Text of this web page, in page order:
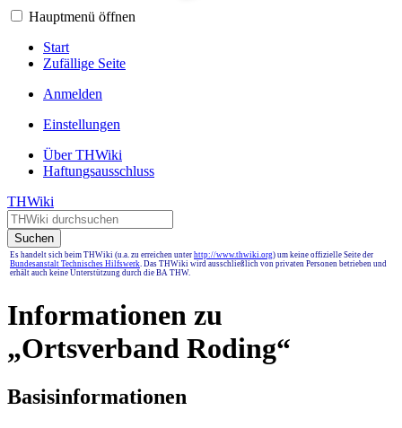
Hauptmenü öffnen
Start
Zufällige Seite
Anmelden
Einstellungen
Über THWiki
Haftungsausschluss
THWiki
Suchen
Es handelt sich beim THWiki (u.a. zu erreichen unter http://www.thwiki.org) um keine offizielle Seite der
Bundesanstalt Technisches Hilfswerk. Das THWiki wird ausschließlich von privaten Personen betrieben und
erhält auch keine Unterstützung durch die BA THW.
Informationen zu
„Ortsverband Roding“
Basisinformationen